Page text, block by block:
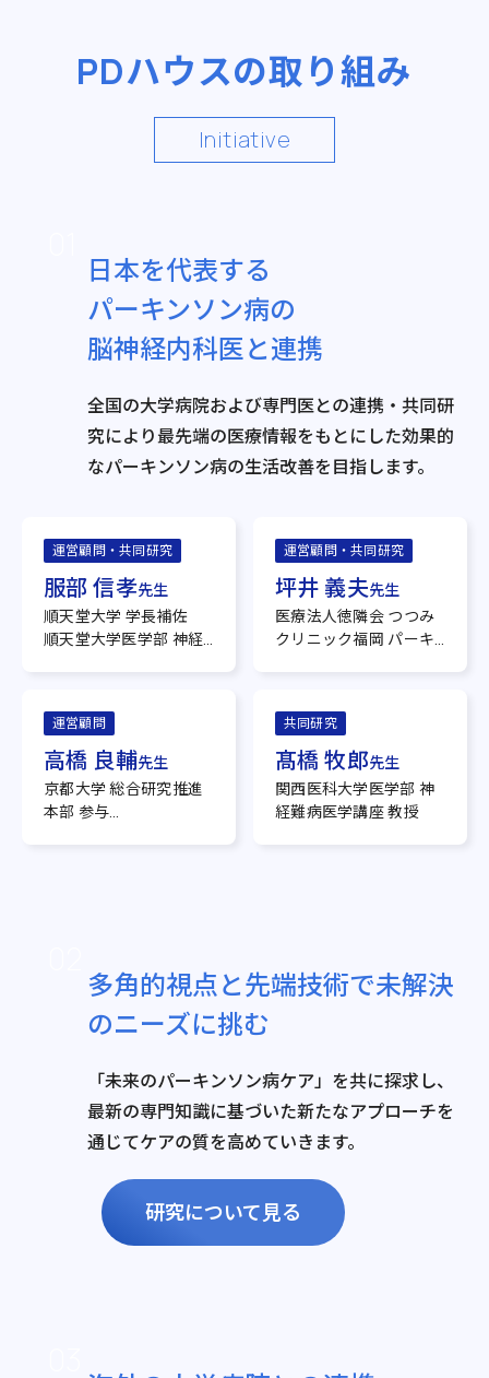
PDハウスの取り組み
Initiative
日本を代表する
パーキンソン病の
脳神経内科医と連携
全国の大学病院および専門医との連携・共同研
究により最先端の医療情報をもとにした効果的
なパーキンソン病の生活改善を目指します。
運営顧問・共同研究
服部 信孝先生
順天堂大学 学長補佐
順天堂大学医学部 神経
学研究センター 神経変
性疾患連携研究チーム
チームディレクター
順天堂大学 ニューロン-
グリア クロストークセ
ンター センター長
運営顧問・共同研究
坪井 義夫先生
医療法人徳隣会 つつみ
クリニック福岡 パーキ
順天堂大学大学院医学
研究科 特任教授
運営顧問
高橋 良輔先生
京都大学 総合研究推進
本部 参与
共同研究
髙橋 牧郎先生
関西医科大学医学部 神
経難病医学講座 教授
多角的視点と先端技術で未解決
のニーズに挑む
「未来のパーキンソン病ケア」を共に探求し、
最新の専門知識に基づいた新たなアプローチを
通じてケアの質を高めていきます。
研究について見る